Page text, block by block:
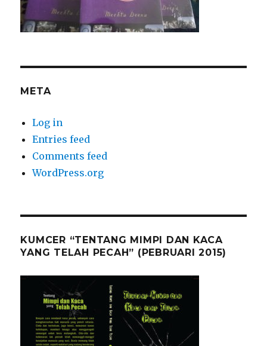
META
Log in
Entries feed
Comments feed
WordPress.org
KUMCER “TENTANG MIMPI DAN KACA
YANG TELAH PECAH” (PEBRUARI 2015)